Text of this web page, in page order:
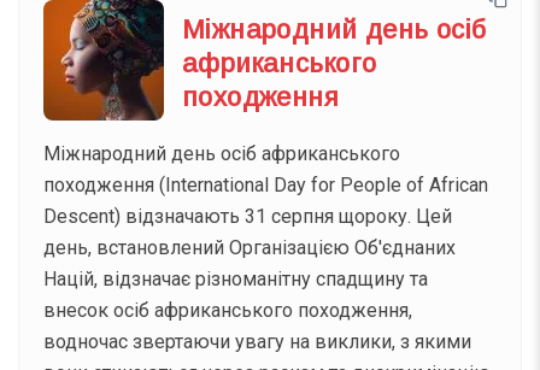
Міжнародний день осіб
африканського
походження
Міжнародний день осіб африканського
походження (International Day for People of African
Descent) відзначають 31 серпня щороку. Цей
день, встановлений Організацією Об'єднаних
Націй, відзначає різноманітну спадщину та
внесок осіб африканського походження,
водночас звертаючи увагу на виклики, з якими